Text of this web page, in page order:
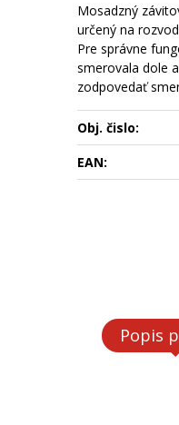
Mosadzný
určený na
Pre správne
smerovala dole
zodpovedať
Obj. čislo:
EAN:
Popis